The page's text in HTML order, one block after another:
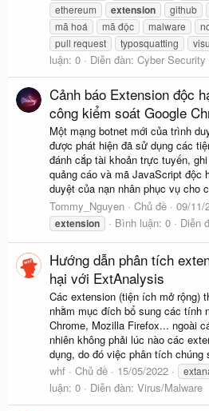
ethereum
extension github
mã hoá
mã độc malware
pull request
typosquatting
luận: 0
Diễn đàn: Cyber Security
Cảnh báo Extension độc
công kiểm soát Google
Một mạng botnet mới của trình
được phát hiện đã sử dụng các
đánh cắp tài khoản trực tuyến,
quảng cáo và mã JavaScript độc
duyệt của nạn nhân phục vụ cho
Tommy_Nguyen
Chủ đề 09/11/
extension Bình luận: 0 Diễn
Hướng dẫn phân tích
hại với ExtAnalysis
Các extension (tiện ích mở rộng)
nhằm mục đích bổ sung các tính
Chrome, Mozilla Firefox... ngoài
nhiên không phải lúc nào các
dụng, do đó việc phân tích chúng
whf
Chủ đề 15/05/2022
luận: 0
Diễn đàn: Virus/Malware